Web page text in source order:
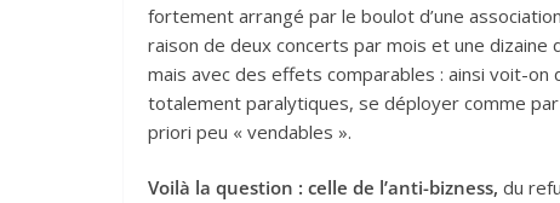
fortement arrangé par le boulot d’une
raison de deux concerts par mois et une
mais avec des effets comparables : ainsi voit-
totalement paralytiques, se déployer comme
priori peu « vendables ».
Voilà la question : celle de l’anti-bizness, du